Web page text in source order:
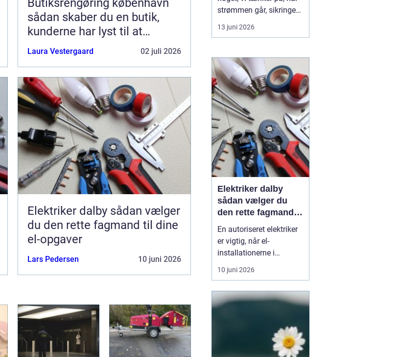
sådan skaber du en butik,
kunderne har lyst til at
komme tilbage til
Laura Vestergaard 02 juli 2026
Elektriker dalby sådan vælger
du den rette fagmand til dine
el-opgaver
Lars Pedersen 10 juni 2026
strømmen går, sikringen
springer, eller vi står med
en akut fejl på en
som Hørsholm, hvor
mange boliger er ældre,
og flere bygger om eller
udvider, spiller en dygtig
elekt...
13 juni 2026
Elektriker dalby
sådan vælger du
den rette fagmand
til dine el-opgaver
En autoriseret elektriker
er vigtig, når el-
installationerne i
hjemmet eller
virksomheden skal være
Fejl på el-installationer
ulykker. Mange søger
10 juni 2026